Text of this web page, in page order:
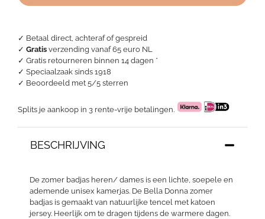
✓ Betaal direct, achteraf of gespreid
✓ Gratis verzending vanaf 65 euro NL
✓ Gratis retourneren binnen 14 dagen *
✓ Speciaalzaak sinds 1918
✓ Beoordeeld met 5/5 sterren
Splits je aankoop in 3 rente-vrije betalingen.
BESCHRIJVING
De zomer badjas heren/ dames is een lichte, soepele en
ademende unisex kamerjas. De Bella Donna zomer
badjas is gemaakt van natuurlijke tencel met katoen
jersey. Heerlijk om te dragen tijdens de warmere dagen.